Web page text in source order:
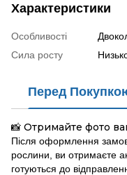
Характеристики
Особливості
Сила росту
Перед
📸 Отримайте фото
Після оформлення
рослини, ви отримаєте
готуються до